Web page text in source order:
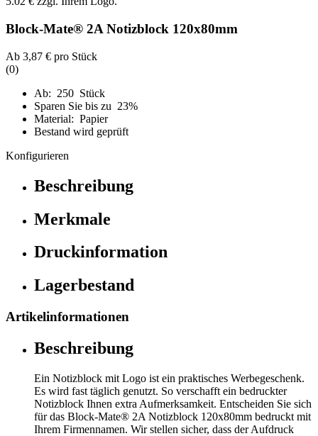
Block-Mate® 2A Notizblock 120x80mm
Ab 3,87 € pro Stück
(0)
Ab: 250 Stück
Sparen Sie bis zu 23%
Material: Papier
Bestand wird geprüft
Konfigurieren
Beschreibung
Merkmale
Druckinformation
Lagerbestand
Artikelinformationen
Beschreibung
Ein Notizblock mit Logo ist ein praktisches Werbegeschenk.
Es wird fast täglich genutzt. So verschafft ein bedruckter
Notizblock Ihnen extra Aufmerksamkeit. Entscheiden Sie sich
für das Block-Mate® 2A Notizblock 120x80mm bedruckt mit
Ihrem Firmennamen. Wir stellen sicher, dass der Aufdruck